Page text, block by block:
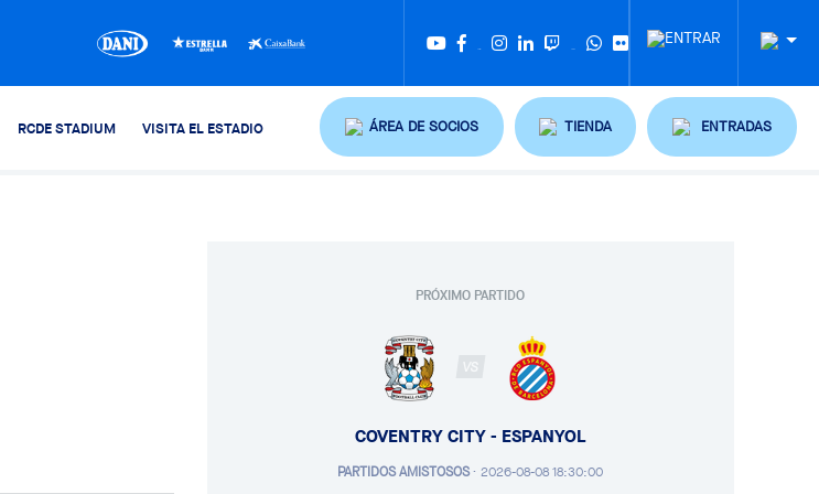
RCDE STADIUM VISITA EL ESTADIO ÁREA DE SOCIOS TIENDA ENTRADAS
PRÓXIMO PARTIDO
VS
COVENTRY CITY - ESPANYOL
PARTIDOS AMISTOSOS· 2026-08-08 18:30:00